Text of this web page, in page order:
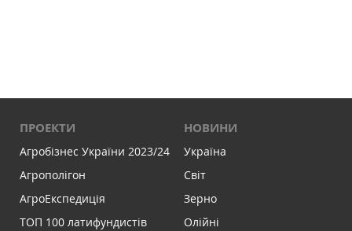
ПРОЕКТИ
Агробізнес України 2023/24
Агрополігон
АгроЕкспедиція
ТОП 100 латифундистів
НОВИНИ
Україна
Світ
Зерно
Олійні